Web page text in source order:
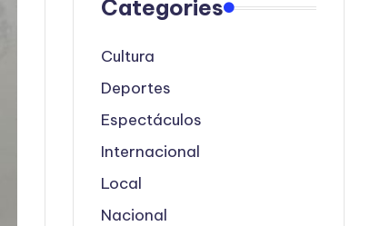
Categories
Cultura
Deportes
Espectáculos
Internacional
Local
Nacional